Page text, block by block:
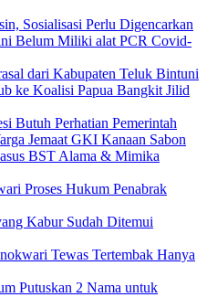
Sosialisasi Perlu Digencarkan
Belum Miliki alat PCR Covid-
dari Kabupaten Teluk Bintuni
ke Koalisi Papua Bangkit Jilid
Butuh Perhatian Pemerintah
Jemaat GKI Kanaan Sabon
BST Alama & Mimika
Proses Hukum Penabrak
Kabur Sudah Ditemui
Tewas Tertembak Hanya
Putuskan 2 Nama untuk